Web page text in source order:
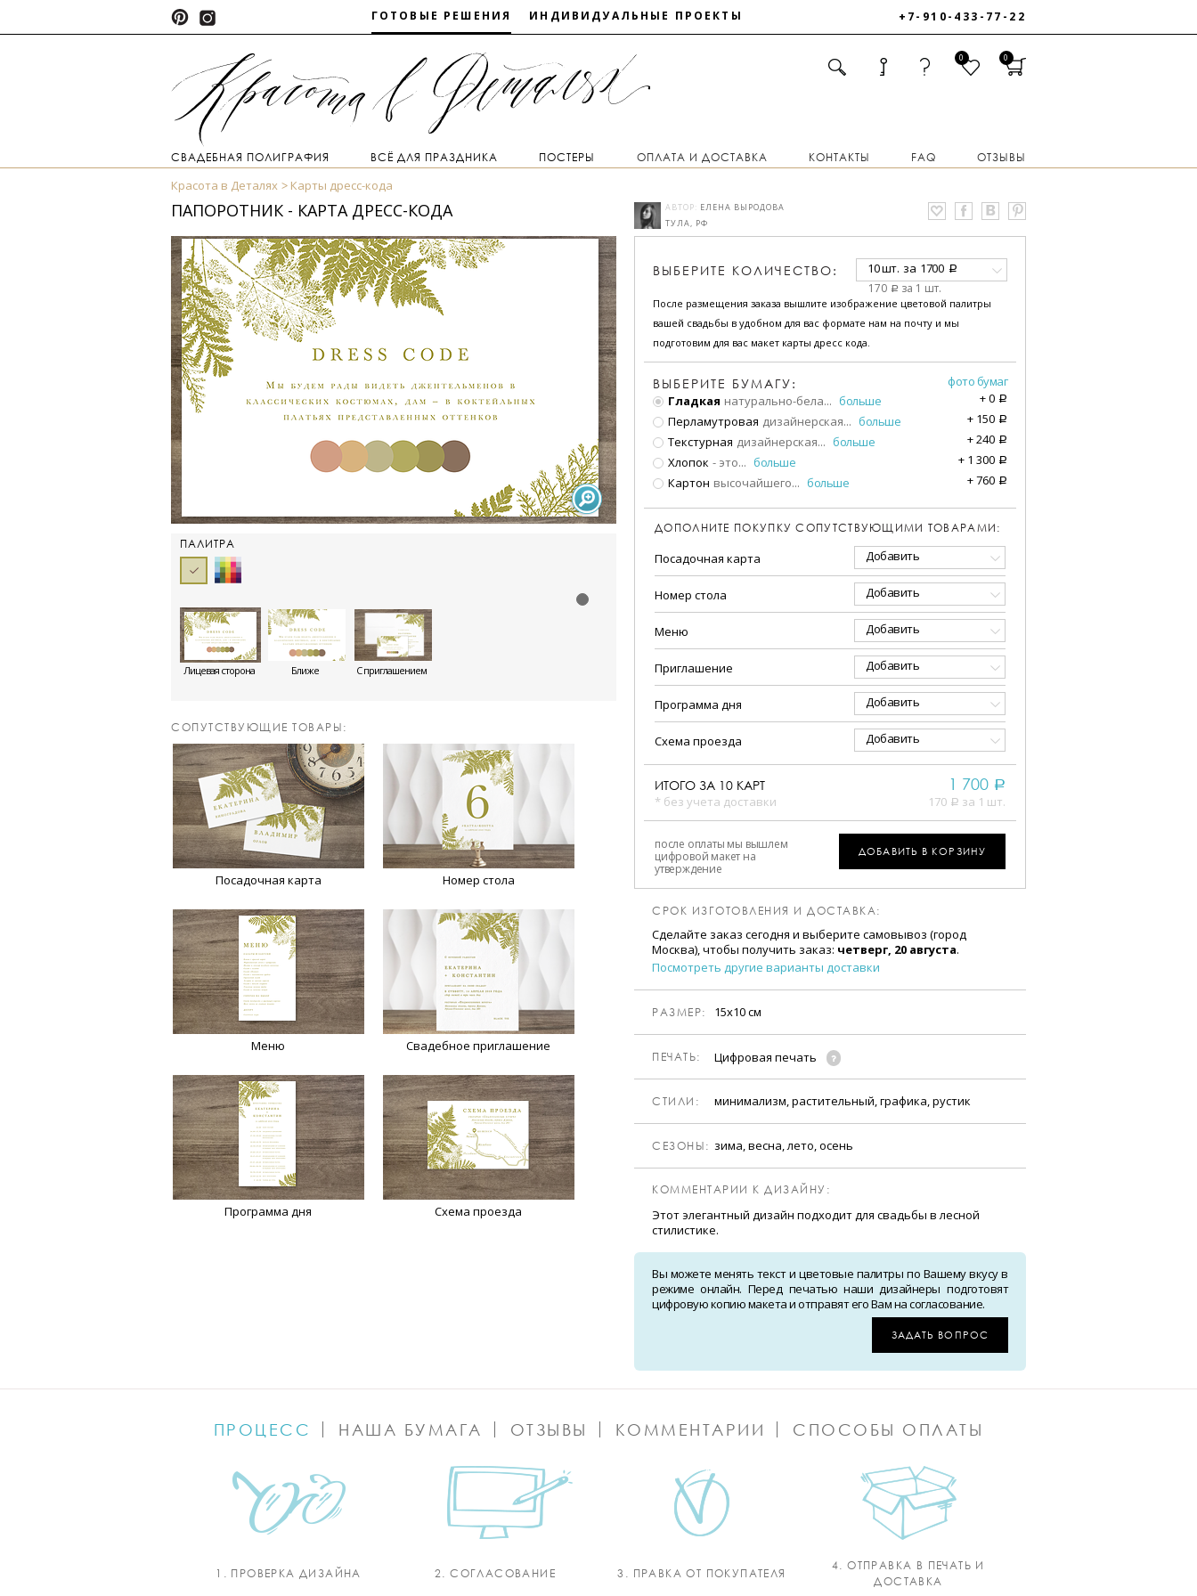
ГОТОВЫЕ РЕШЕНИЯ ИНДИВИДУАЛЬНЫЕ ПРОЕКТЫ +7-910-433-77-22
0 0
СВАДЕБНАЯ ПОЛИГРАФИЯ ВСЁ ДЛЯ ПРАЗДНИКА ПОСТЕРЫ ОПЛАТА И ДОСТАВКА КОНТАКТЫ FAQ ОТЗЫВЫ
Красота в Деталях Карты дресс-кода
ПАПОРОТНИК - КАРТА ДРЕСС-КОДА
ПАЛИТРА
Лицевая сторона Ближе С приглашением
CОПУТСТВУЮЩИЕ ТОВАРЫ:
Посадочная карта Номер стола
Меню Свадебное приглашение
Программа дня Схема проезда
АВТОР: ЕЛЕНА ВЫРОДОВА
ТУЛА, РФ
ВЫБЕРИТЕ КОЛИЧЕСТВО: 10 шт. за 1700 a
170 a за 1 шт.
После размещения заказа вышлите изображение цветовой палитры
вашей свадьбы в удобном для вас формате нам на почту и мы
подготовим для вас макет карты дресс кода.
ВЫБЕРИТЕ БУМАГУ:
фото бумаг
Гладкая натурально-бела... больше +0 a
Перламутровая дизайнерская... больше + 150 a
Текстурная дизайнерская... больше +240 a
Хлопок - это... больше + 1 300 a
Картон высочайшего... больше +760 a
ДОПОЛНИТЕ ПОКУПКУ СОПУТСТВУЮЩИМИ ТОВАРАМИ:
Посадочная карта Добавить
Номер стола Добавить
Меню Добавить
Приглашение Добавить
Программа дня Добавить
Схема проезда Добавить
ИТОГО ЗА 10 КАРТ
* без учета доставки
1 700 a
170 a за 1 шт.
после оплаты мы вышлем
цифровой макет на
утверждение
ДОБАВИТЬ В КОРЗИНУ
СРОК ИЗГОТОВЛЕНИЯ И ДОСТАВКА:
Сделайте заказ сегодня и выберите самовывоз (город
Москва), чтобы получить заказ: четверг, 20 августа.
Посмотреть другие варианты доставки
РАЗМЕР: 15х10 см
ПЕЧАТЬ: Цифровая печать
CТИЛИ: минимализм, растительный, графика, рустик
CЕЗОНЫ: зима, весна, лето, осень
КОММЕНТАРИИ К ДИЗАЙНУ:
Этот элегантный дизайн подходит для свадьбы в лесной
стилистике.
Вы можете менять текст и цветовые палитры по Вашему вкусу в
режиме онлайн. Перед печатью наши дизайнеры подготовят
цифровую копию макета и отправят его Вам на согласование.
ЗАДАТЬ ВОПРОС
ПРОЦЕСС НАША БУМАГА ОТЗЫВЫ КОММЕНТАРИИ СПОСОБЫ ОПЛАТЫ
1. ПРОВЕРКА ДИЗАЙНА 2. СОГЛАСОВАНИЕ 3. ПРАВКА ОТ ПОКУПАТЕЛЯ
4. ОТПРАВКА В ПЕЧАТЬ И
ДОСТАВКА